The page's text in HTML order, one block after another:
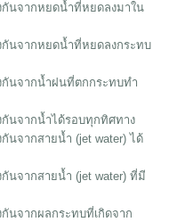
กันจากหยดน้ำที่หยดลงมาใน
กันจากหยดน้ำที่หยดลงกระทบ
กันจากน้ำฝนที่ตกกระทบทำ
นจากน้ำได้รอบทุกทิศทาง
นจากสายน้ำ (jet water) ได้
นจากสายน้ำ (jet water) ที่มี
นจากผลกระทบที่เกิดจาก